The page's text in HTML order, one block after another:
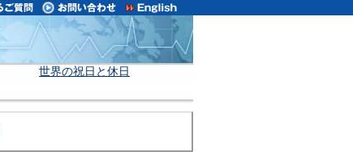
世界の祝日と休日